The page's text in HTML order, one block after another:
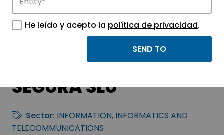
MATRICERIA Y
ESTAMPACION F
SEGURA SLU
Sector: INFORMATION, INFORMATICS AND
TELECOMMUNICATIONS
He leído y acepto la política de privacidad.